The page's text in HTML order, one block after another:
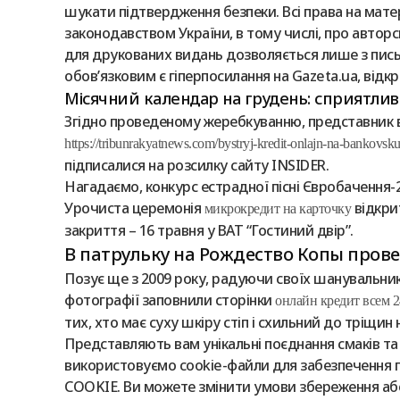
шукати підтвердження безпеки. Всі права на
законодавством України, в тому числі, про
для друкованих видань дозволяється лише з
обов’язковим є гiперпосилання на Gazeta.ua,
Місячний календар на грудень:
Згідно проведеному жеребкуванню, представник
https://tribunrakyatnews.com/bystryj-kredit-onlajn-na-
підписалися на розсилку сайту INSIDER.
Нагадаємо, конкурс естрадної пісні
Урочиста церемонія микрокредит на карточку
закриття – 16 травня у ВАТ “Гостиний двір”.
В патрульку на Рождество Копы
Позує ще з 2009 року, радуючи своїх
фотографії заповнили сторінки онлайн кредит всем
тих, хто має суху шкіру стіп і схильний до тріщин
Представляють вам унікальні поєднання смаків
використовуємо cookie-файли для
COOKIE. Ви можете змінити умови збереження